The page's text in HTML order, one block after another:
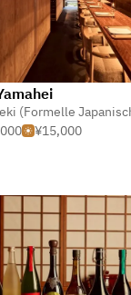
(Formelle
¥15,000